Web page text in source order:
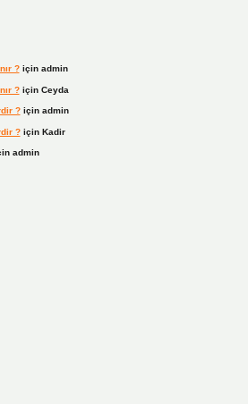
?için admin
?için Ceyda
?için admin
?için Kadir
admin